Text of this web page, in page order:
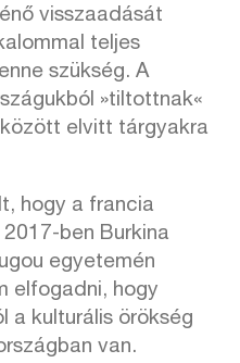
visszaadását
teljes
szükség. A
»tiltottnak«
elvitt tárgyakra
hogy a francia
ben Burkina
egyetemén
elfogadni, hogy
a kulturális örökség
van.